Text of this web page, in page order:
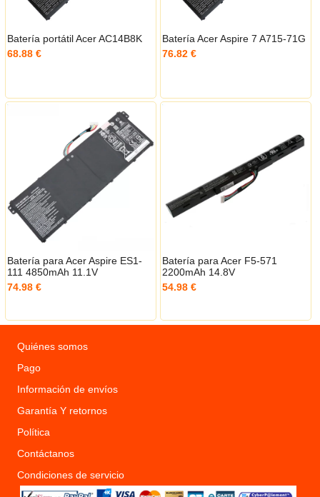
Batería portátil Acer AC14B8K
68.88 €
Batería Acer Aspire 7 A715-71G
76.82 €
Batería para Acer Aspire ES1-
111 4850mAh 11.1V
74.98 €
Batería para Acer F5-571
2200mAh 14.8V
54.98 €
Quiénes somos
Pago
Información de envíos
Garantía Y retornos
Política
Contáctanos
Condiciones de servicio